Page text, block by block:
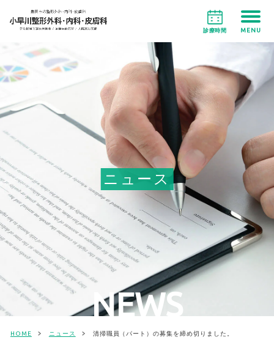
診療時間 MENU
ニュース
NEWS
HOME ニュース 清掃職員（パート）の募集を締め切りました。